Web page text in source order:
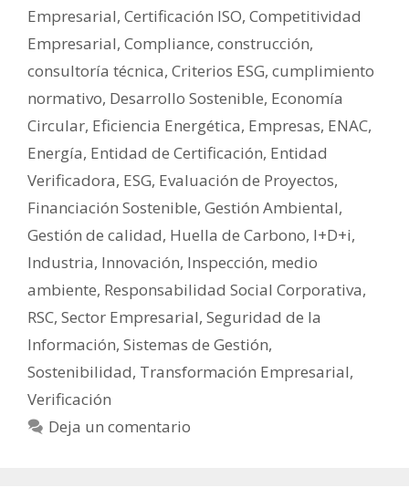
Empresarial, Certificación ISO, Competitividad
Empresarial, Compliance, construcción,
consultoría técnica, Criterios ESG, cumplimiento
normativo, Desarrollo Sostenible, Economía
Circular, Eficiencia Energética, Empresas, ENAC,
Energía, Entidad de Certificación, Entidad
Verificadora, ESG, Evaluación de Proyectos,
Financiación Sostenible, Gestión Ambiental,
Gestión de calidad, Huella de Carbono, I+D+i,
Industria, Innovación, Inspección, medio
ambiente, Responsabilidad Social Corporativa,
RSC, Sector Empresarial, Seguridad de la
Información, Sistemas de Gestión,
Sostenibilidad, Transformación Empresarial,
Verificación
Deja un comentario